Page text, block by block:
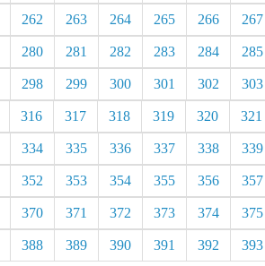
262 263 264 265 266 267
280 281 282 283 284 285
298 299 300 301 302 303
316 317 318 319 320 321
334 335 336 337 338 339
352 353 354 355 356 357
370 371 372 373 374 375
388 389 390 391 392 393